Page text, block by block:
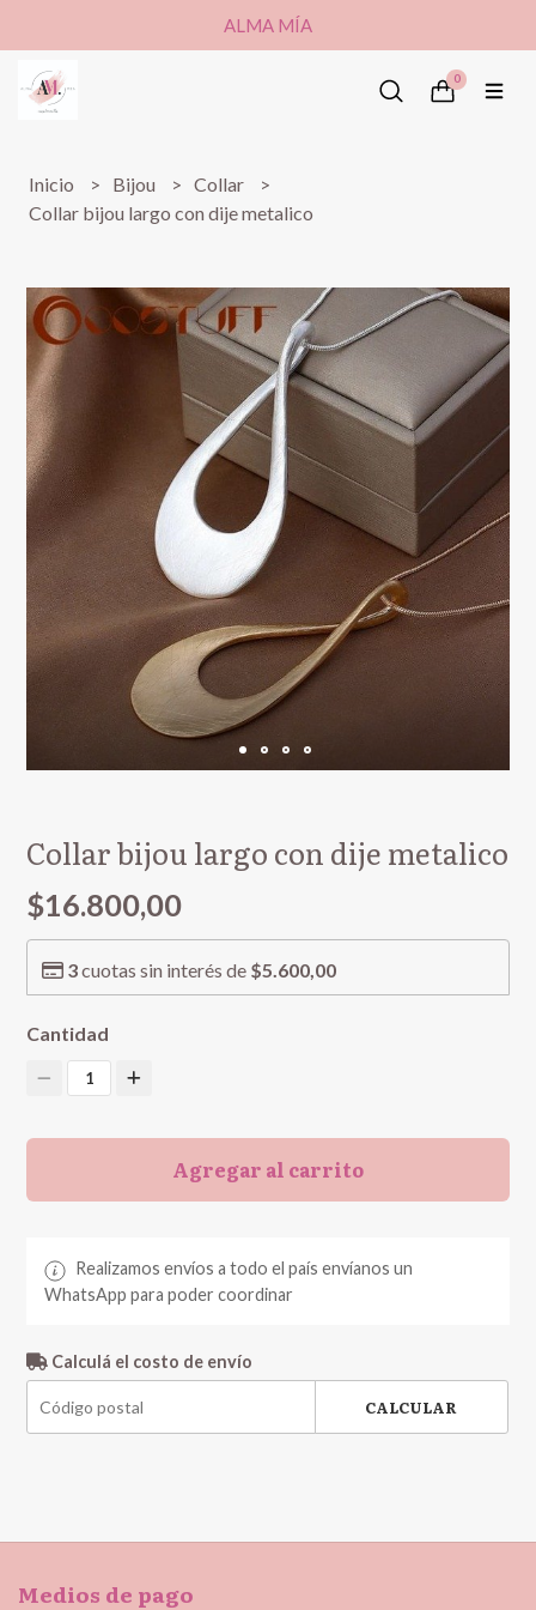
ALMA MÍA
0
Inicio Bijou
Collar
Collar bijou largo con dije metalico
Collar bijou largo con dije metalico
$16.800,00
3cuotas sin interés de $5.600,00
Cantidad
1
Agregar al carrito
Realizamos envíos a todo el país envíanos un
WhatsApp para poder coordinar
Calculá el costo de envío
CALCULAR
Medios de pago